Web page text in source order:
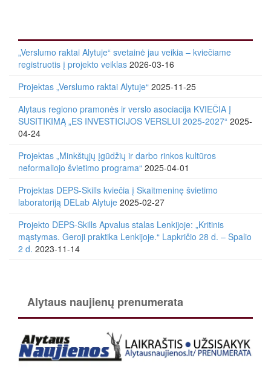
„Verslumo raktai Alytuje“ svetainė jau veikia – kviečiame
registruotis į projekto veiklas 2026-03-16
Projektas „Verslumo raktai Alytuje“ 2025-11-25
Alytaus regiono pramonės ir verslo asociacija KVIEČIA Į
SUSITIKIMĄ „ES INVESTICIJOS VERSLUI 2025-2027“ 2025-
04-24
Projektas „Minkštųjų įgūdžių ir darbo rinkos kultūros
neformaliojo švietimo programa“ 2025-04-01
Projektas DEPS-Skills kviečia į Skaitmeninę švietimo
laboratoriją DELab Alytuje 2025-02-27
Projekto DEPS-Skills Apvalus stalas Lenkijoje: „Kritinis
mąstymas. Geroji praktika Lenkijoje.“ Lapkričio 28 d. – Spalio
2 d. 2023-11-14
Alytaus naujienų prenumerata